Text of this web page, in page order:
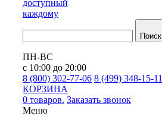
доступный
каждому
Поиск
ПН-ВС
с 10:00 до 20:00
8 (800) 302-77-06 8 (499) 348-15-11
КОРЗИНА
0 товаров. Заказать звонок
Меню